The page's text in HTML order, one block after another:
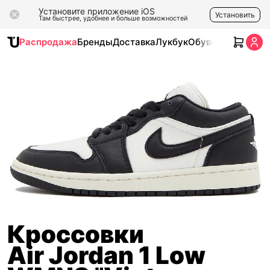
Установите приложение iOS
Там быстрее, удобнее и больше возможностей Установить
РаспродажаБрендыДоставкаЛукбукОбувь Одежда
Кроссовки
Air Jordan 1 Low